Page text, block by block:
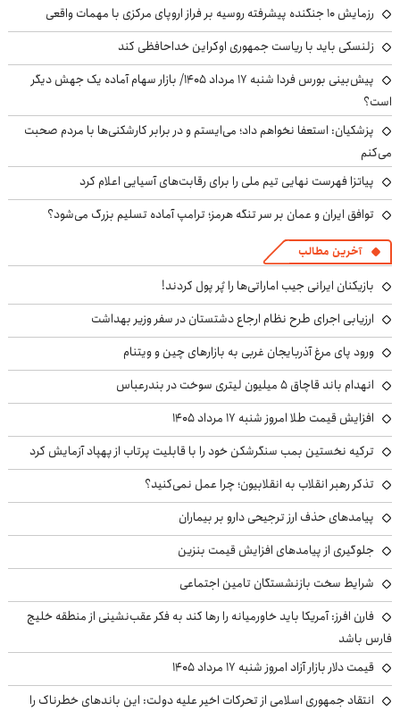
رزمایش ۱۰ جنگنده پیشرفته روسیه بر فراز اروپای مرکزی با مهمات واقعی
زلنسکی باید با ریاست جمهوری اوکراین خداحافظی کند
پیش‌بینی بورس فردا شنبه ۱۷ مرداد ۱۴۰۵/ بازار سهام آماده یک جهش دیگر
است؟
پزشکیان: استعفا نخواهم داد؛ می‌ایستم و در برابر کارشکنی‌ها با مردم صحبت
می‌کنم
پیاتزا فهرست نهایی تیم ملی را برای رقابت‌های آسیایی اعلام کرد
توافق ایران و عمان بر سر تنگه هرمز؛ ترامپ آماده تسلیم بزرگ می‌شود؟
آخرین مطالب
بازیکنان ایرانی جیب اماراتی‌ها را پُر پول کردند!
ارزیابی اجرای طرح نظام ارجاع دشتستان در سفر وزیر بهداشت
ورود پای مرغ آذربایجان غربی به بازارهای چین و ویتنام
انهدام باند قاچاق ۵ میلیون لیتری سوخت در بندرعباس
افزایش قیمت طلا امروز شنبه ۱۷ مرداد ۱۴۰۵
ترکیه نخستین بمب سنگرشکن خود را با قابلیت پرتاب از پهپاد آزمایش کرد
تذکر رهبر انقلاب به انقلابیون؛ چرا عمل نمی‌کنید؟
پیامدهای حذف ارز ترجیحی دارو بر بیماران
جلوگیری از پیامدهای افزایش قیمت بنزین
شرایط سخت بازنشستگان تامین اجتماعی
فارن افرز: آمریکا باید خاورمیانه را رها کند به فکر عقب‌نشینی از منطقه خلیج
فارس باشد
قیمت دلار بازار آزاد امروز شنبه ۱۷ مرداد ۱۴۰۵
انتقاد جمهوری اسلامی از تحرکات اخیر علیه دولت: این باندهای خطرناک را